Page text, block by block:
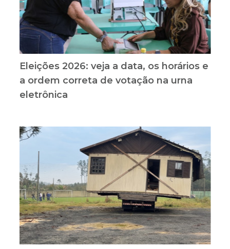
Eleições 2026: veja a data, os horários e
a ordem correta de votação na urna
eletrônica